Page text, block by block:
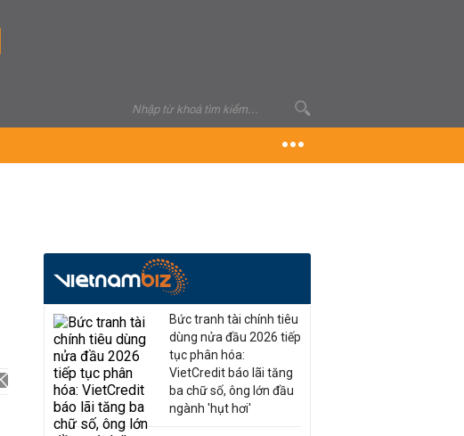
Bức tranh tài chính tiêu
dùng nửa đầu 2026 tiếp
tục phân hóa:
VietCredit báo lãi tăng
ba chữ số, ông lớn đầu
ngành 'hụt hơi'